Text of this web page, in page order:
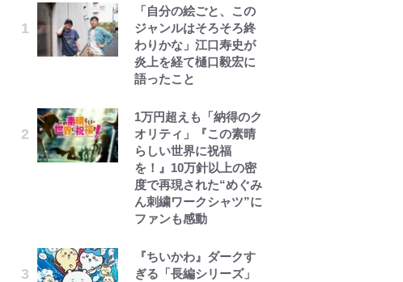
~中年男が回復スキルに
覚醒して、英雄へ成り
上がる~ 第82話(1)
公式-聖女じゃないと追
ふ従者(聖獣)とおにぎり
を握る 第53話(1)
「自分の絵ごと、この
ジャンルはそろそろ終
わりかな」江口寿史が
炎上を経て樋口毅宏に
語ったこと
1万円超えも「納得のク
オリティ」『この素晴
らしい世界に祝福
を！』10万針以上の密
度で再現された“めぐみ
ん刺繍ワークシャツ”に
ファンも感動
『ちいかわ』ダークす
ぎる「長編シリーズ」